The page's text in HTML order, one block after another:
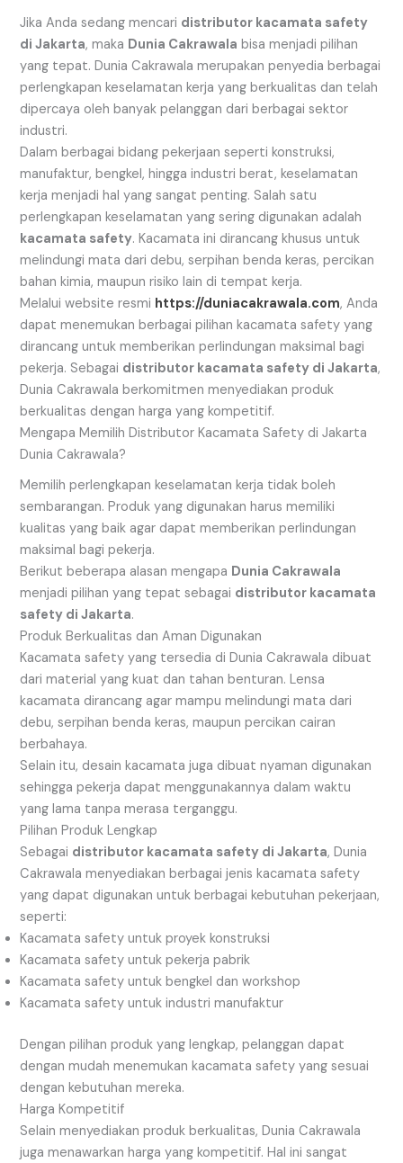
Jika Anda sedang mencari distributor kacamata safety
di Jakarta, maka Dunia Cakrawala bisa menjadi pilihan
yang tepat. Dunia Cakrawala merupakan penyedia berbagai
perlengkapan keselamatan kerja yang berkualitas dan telah
dipercaya oleh banyak pelanggan dari berbagai sektor
industri.
Dalam berbagai bidang pekerjaan seperti konstruksi,
manufaktur, bengkel, hingga industri berat, keselamatan
kerja menjadi hal yang sangat penting. Salah satu
perlengkapan keselamatan yang sering digunakan adalah
kacamata safety. Kacamata ini dirancang khusus untuk
melindungi mata dari debu, serpihan benda keras, percikan
bahan kimia, maupun risiko lain di tempat kerja.
Melalui website resmi https://duniacakrawala.com, Anda
dapat menemukan berbagai pilihan kacamata safety yang
dirancang untuk memberikan perlindungan maksimal bagi
pekerja. Sebagai distributor kacamata safety di Jakarta,
Dunia Cakrawala berkomitmen menyediakan produk
berkualitas dengan harga yang kompetitif.
Mengapa Memilih Distributor Kacamata Safety di Jakarta
Dunia Cakrawala?
Memilih perlengkapan keselamatan kerja tidak boleh
sembarangan. Produk yang digunakan harus memiliki
kualitas yang baik agar dapat memberikan perlindungan
maksimal bagi pekerja.
Berikut beberapa alasan mengapa Dunia Cakrawala
menjadi pilihan yang tepat sebagai distributor kacamata
safety di Jakarta.
Produk Berkualitas dan Aman Digunakan
Kacamata safety yang tersedia di Dunia Cakrawala dibuat
dari material yang kuat dan tahan benturan. Lensa
kacamata dirancang agar mampu melindungi mata dari
debu, serpihan benda keras, maupun percikan cairan
berbahaya.
Selain itu, desain kacamata juga dibuat nyaman digunakan
sehingga pekerja dapat menggunakannya dalam waktu
yang lama tanpa merasa terganggu.
Pilihan Produk Lengkap
Sebagai distributor kacamata safety di Jakarta, Dunia
Cakrawala menyediakan berbagai jenis kacamata safety
yang dapat digunakan untuk berbagai kebutuhan pekerjaan,
seperti:
Kacamata safety untuk proyek konstruksi
Kacamata safety untuk pekerja pabrik
Kacamata safety untuk bengkel dan workshop
Kacamata safety untuk industri manufaktur
Dengan pilihan produk yang lengkap, pelanggan dapat
dengan mudah menemukan kacamata safety yang sesuai
dengan kebutuhan mereka.
Harga Kompetitif
Selain menyediakan produk berkualitas, Dunia Cakrawala
juga menawarkan harga yang kompetitif. Hal ini sangat